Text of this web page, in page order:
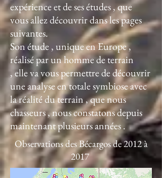
expérience et de ses études , que
vous allez découvrir dans les pages
suivantes.
Son étude , unique en Europe ,
réalisé par un homme de terrain
, elle va vous permettre de découvrir
une analyse en totale symbiose avec
la réalité du terrain , que nous
chasseurs , nous constatons depuis
maintenant plusieurs années .
Observations des Bécargos de 2012 à
2017